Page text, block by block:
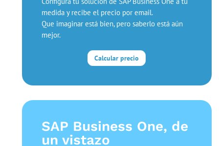
medida y recibe el precio por email.
Que imaginar está bien, pero saberlo está aún
mejor.
Calcular precio
SAP Business One, de
un vistazo